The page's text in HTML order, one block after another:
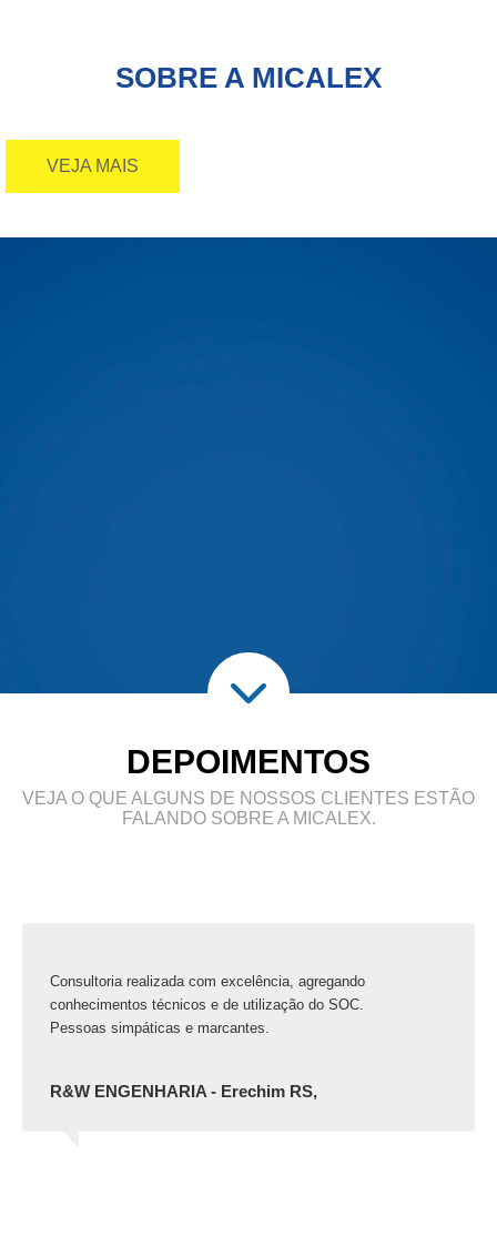
SOBRE A MICALEX
VEJA MAIS
DEPOIMENTOS
VEJA O QUE ALGUNS DE NOSSOS CLIENTES ESTÃO
FALANDO SOBRE A MICALEX.
Consultoria realizada com excelência, agregando
conhecimentos técnicos e de utilização do SOC.
Pessoas simpáticas e marcantes.
R&W ENGENHARIA - Erechim RS,